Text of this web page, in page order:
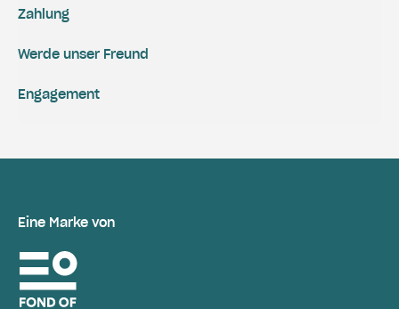
Zahlung
Engagement
Werde unser Freund
Eine Marke von